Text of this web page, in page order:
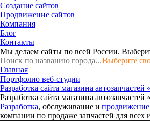
Создание сайтов
Продвижение сайтов
Компания
Блог
Контакты
Мы делаем сайты по всей России.
Выберите
Главная
Портфолио веб-студии
Разработка сайта магазина автозапчастей
Разработка сайта магазина
Разработка, обслуживание и
компании по продаже запчастей для